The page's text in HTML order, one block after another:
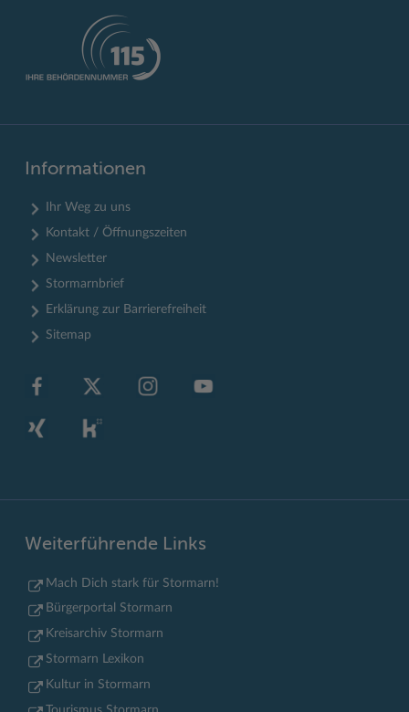
Informationen
Ihr Weg zu uns
Kontakt / Öffnungszeiten
Newsletter
Stormarnbrief
Erklärung zur Barrierefreiheit
Sitemap
Weiterführende Links
Mach Dich stark für Stormarn!
Bürgerportal Stormarn
Kreisarchiv Stormarn
Stormarn Lexikon
Kultur in Stormarn